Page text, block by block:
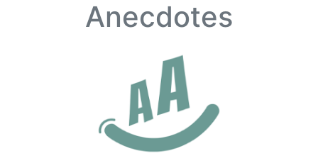
Anecdotes